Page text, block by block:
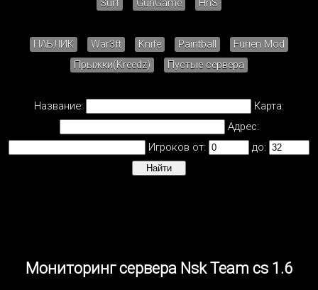
Surf GunGame HnS
ПАБЛИК War3ft Knife Paintball
Furien Mod
Прыжки(Kreedz)
Пустые сервера
Название:
Карта:
Адрес:
Игроков от:
до:
Мониторинг сервера Nsk Team cs 1.6